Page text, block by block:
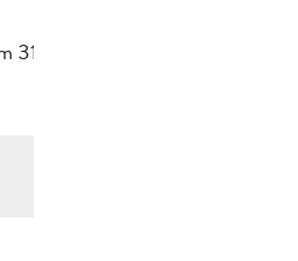
31 Oktober 2026 -